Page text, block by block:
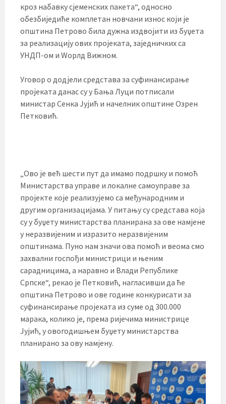
кроз набавку сјеменских пакета“, односно
обезбиједиће комплетан новчани износ који је
општина Петрово била дужна издвојити из буџета
за реализацију ових пројеката, заједничких са
УНДП-ом и Wорлд Вижном.
Уговор о додјели средстава за суфинансирање
пројеката данас су у Бања Луци потписали
министар Сенка Јујић и начелник општине Озрен
Петковић.
„Ово је већ шести пут да имамо подршку и помоћ
Министарства управе и локалне самоуправе за
пројекте које реализујемо са међународним и
другим организацијама. У питању су средстава која
су у буџету министарства планирана за ове намјене
у неразвијеним и изразито неразвијеним
општинама. Пуно нам значи ова помоћ и веома смо
захвални госпођи министрици и њеним
сарадницима, а наравно и Влади Републике
Српске“, рекао је Петковић, нагласивши да ће
општина Петрово и ове године конкурисати за
суфинансирање пројеката из суме од 300.000
марака, колико је, према ријечима министрице
Јујић, у овогодишњем буџету министарства
планирано за ову намјену.